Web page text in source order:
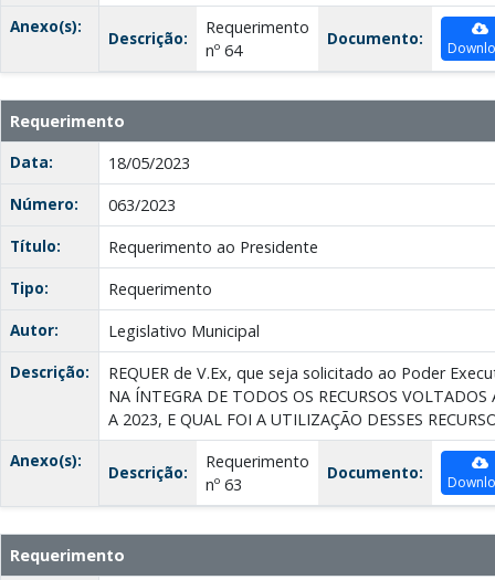
Anexo(s):
Descrição:
Requerimento
nº 64
Documento:
Requerimento
Data:
18/05/2023
Número:
063/2023
Título:
Requerimento ao Presidente
Tipo:
Requerimento
Autor:
Legislativo Municipal
Descrição:
REQUER de V.Ex, que seja solicitado ao Poder
NA ÍNTEGRA DE TODOS OS RECURSOS
A 2023, E QUAL FOI A UTILIZAÇÃO DESSES
Anexo(s):
Descrição:
Requerimento
nº 63
Documento:
Requerimento